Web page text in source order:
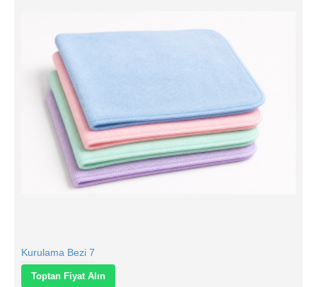
Kurulama Bezi 7
Toptan Fiyat Alın